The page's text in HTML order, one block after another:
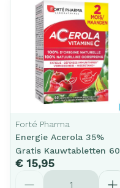
Forté Pharma
Energie Acerola 35%
Gratis Kauwtabletten 60
€ 15,95
Aantal